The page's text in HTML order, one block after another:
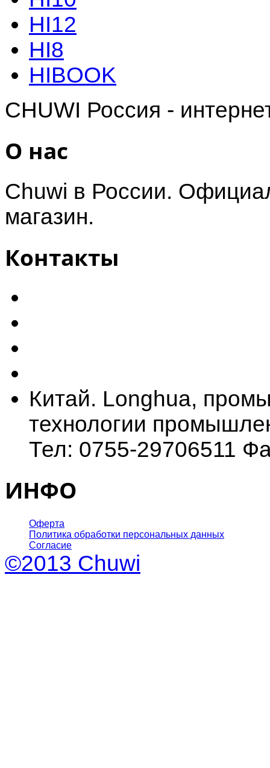
HI12
HI8
HIBOOK
CHUWI Россия -
О нас
Chuwi в России.
магазин.
Контакты
Китай. Longhua,
технологии
Тел: 0755-29706511
ИНФО
Оферта
Политика обработки персональных данных
Согласие
©2013 Chuwi